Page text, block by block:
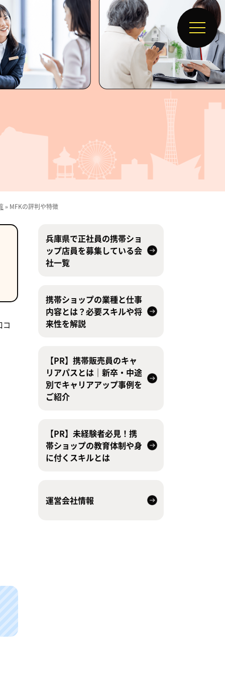
» MFKの評判や特徴
コ
兵庫県で正社員の携帯ショ
ップ店員を募集している会
社一覧
携帯ショップの業種と仕事
内容とは？必要スキルや将
来性を解説
【PR】携帯販売員のキャ
リアパスとは｜新卒・中途
別でキャリアアップ事例を
ご紹介
【PR】未経験者必見！携
帯ショップの教育体制や身
に付くスキルとは
運営会社情報